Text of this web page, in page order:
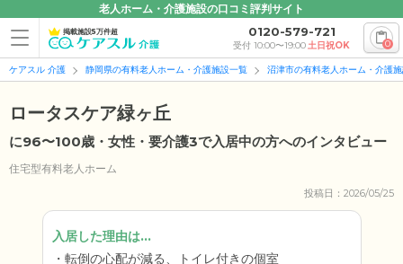
老人ホーム・介護施設の口コミ評判サイト
掲載施設5万件超 0120-579-721
受付 10:00〜19:00土日祝OK 0
ケアスル 介護 静岡県の有料老人ホーム・介護施設一覧 沼津市の有料老人ホーム・介護
ロータスケア緑ヶ丘
に96〜100歳・女性・要介護3で入居中の方へのインタビュー
住宅型有料老人ホーム
投稿日：2026/05/25
入居した理由は...
転倒の心配が減る、トイレ付きの個室